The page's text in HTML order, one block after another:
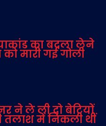
का बदला लेने
मारी गई गोली
ने ले ली दो बेटियों
तलाश में निकली थीं